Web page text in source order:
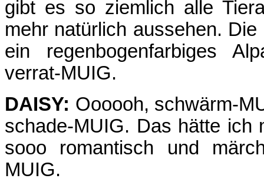
gibt es so ziemlich alle
mehr natürlich aussehen.
ein regenbogenfarbiges
verrat-MUIG.
DAISY: Oooooh, schwärm-
schade-MUIG. Das hätte ich
sooo romantisch und
MUIG.